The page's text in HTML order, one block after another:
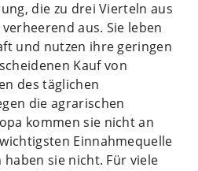
die zu drei Vierteln aus
aus. Sie leben
und nutzen ihre geringen
Kauf von
des täglichen
die agrarischen
kommen sie nicht an
Einnahmequelle
sie nicht. Für viele